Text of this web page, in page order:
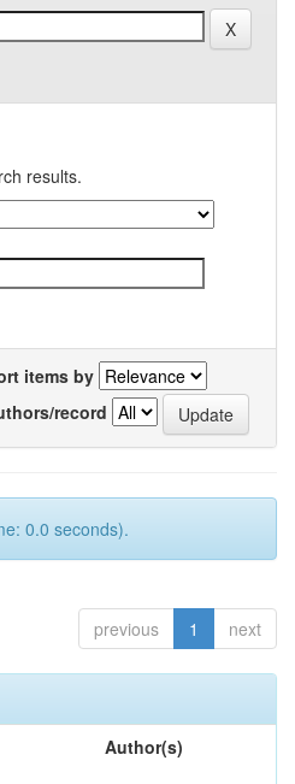
results.
items by
record
0.0 seconds).
previous 1 next
Author(s)